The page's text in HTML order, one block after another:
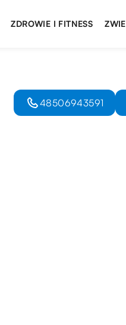
ZDROWIE I FITNESS
48506943591